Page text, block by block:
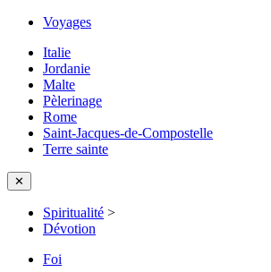
Voyages
Italie
Jordanie
Malte
Pèlerinage
Rome
Saint-Jacques-de-Compostelle
Terre sainte
✕
Spiritualité >
Dévotion
Foi